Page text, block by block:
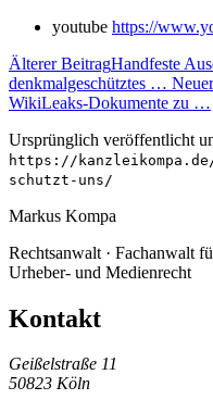
youtube https://
Älterer BeitragHandfeste
denkmalgeschütztes …
WikiLeaks-Dokumente zu …
Ursprünglich veröffentlicht
https://
schutzt-uns/
Markus Kompa
Rechtsanwalt · Fachanwalt
Urheber- und Medienrecht
Kontakt
Geißelstraße 11
50823 Köln